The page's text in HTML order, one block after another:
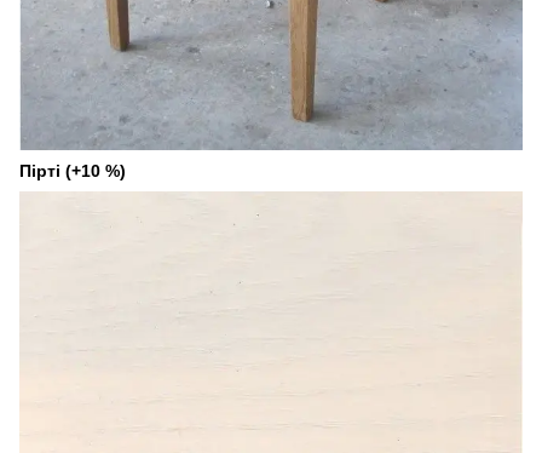
Пірті (+10 %)